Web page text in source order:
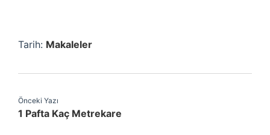
Tarih: Makaleler
Önceki Yazı
1 Pafta Kaç Metrekare